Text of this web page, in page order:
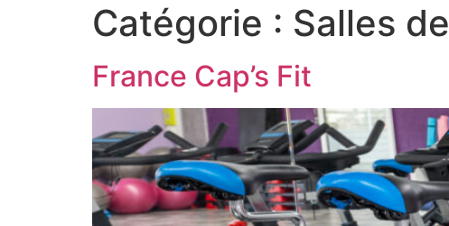
Catégorie : Salles
France Cap’s Fit